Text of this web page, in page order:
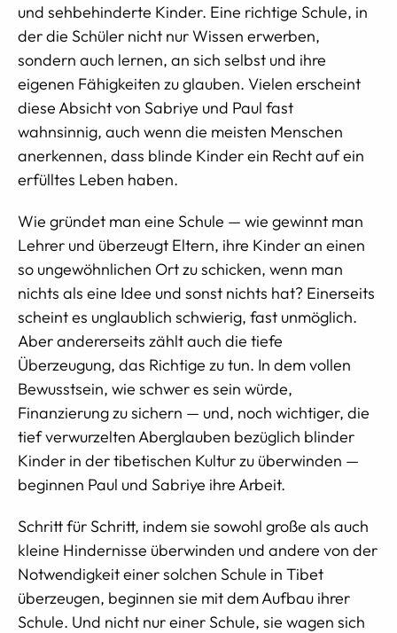
und sehbehinderte Kinder. Eine richtige Schule, in
der die Schüler nicht nur Wissen erwerben,
sondern auch lernen, an sich selbst und ihre
eigenen Fähigkeiten zu glauben. Vielen erscheint
diese Absicht von Sabriye und Paul fast
wahnsinnig, auch wenn die meisten Menschen
anerkennen, dass blinde Kinder ein Recht auf ein
erfülltes Leben haben.
Wie gründet man eine Schule — wie gewinnt man
Lehrer und überzeugt Eltern, ihre Kinder an einen
so ungewöhnlichen Ort zu schicken, wenn man
nichts als eine Idee und sonst nichts hat? Einerseits
scheint es unglaublich schwierig, fast unmöglich.
Aber andererseits zählt auch die tiefe
Überzeugung, das Richtige zu tun. In dem vollen
Bewusstsein, wie schwer es sein würde,
Finanzierung zu sichern — und, noch wichtiger, die
tief verwurzelten Aberglauben bezüglich blinder
Kinder in der tibetischen Kultur zu überwinden —
beginnen Paul und Sabriye ihre Arbeit.
Schritt für Schritt, indem sie sowohl große als auch
kleine Hindernisse überwinden und andere von der
Notwendigkeit einer solchen Schule in Tibet
überzeugen, beginnen sie mit dem Aufbau ihrer
Schule. Und nicht nur einer Schule, sie wagen sich